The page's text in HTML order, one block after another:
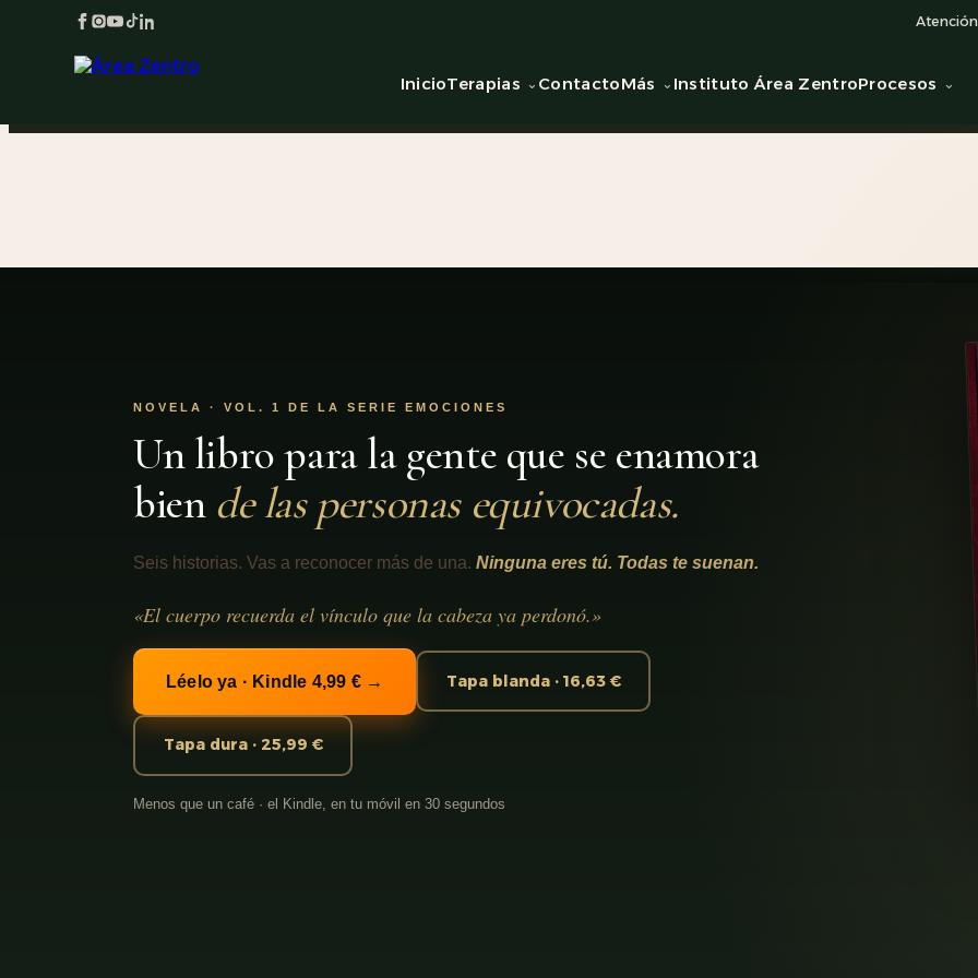
Atención
InicioTerapias ContactoMás Instituto Área ZentroProcesos
NOVELA · VOL. 1 DE LA SERIE EMOCIONES
Un libro para la gente que se enamora
bien de las personas equivocadas.
Seis historias. Vas a reconocer más de una. Ninguna eres tú. Todas te suenan.
«El cuerpo recuerda el vínculo que la cabeza ya perdonó.»
Léelo ya · Kindle 4,99 € → Tapa blanda · 16,63 €
Tapa dura · 25,99 €
Menos que un café · el Kindle, en tu móvil en 30 segundos